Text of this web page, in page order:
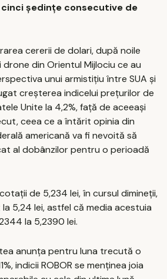
ședințe consecutive de
cererii de dolari, după noile
din Orientul Mijlociu ce au
unui armistițiu între SUA și
creșterea indicelui prețurilor de
Unite la 4,2%, față de aceeași
ceea ce a întărit opinia din
americană va fi nevoită să
al dobânzilor pentru o perioadă
de 5,234 lei, în cursul dimineții,
5,24 lei, astfel că media acestuia
la 5,2390 lei.
anunța pentru luna trecută o
indicii ROBOR se menținea joia